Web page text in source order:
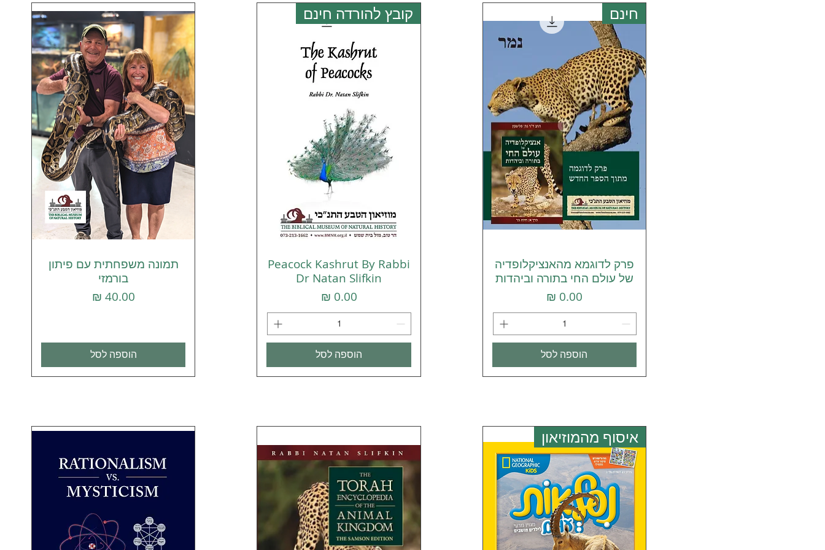
תצוגה מהירה
חינם
פרק לדוגמא מהאנציקלופדיה
של עולם החי בתורה וביהדות
מחיר
הוספה לסל
תצוגה מהירה
קובץ להורדה חינם
Peacock Kashrut By Rabbi
Dr Natan Slifkin
מחיר
הוספה לסל
תצוגה מהירה
תמונה משפחתית עם פיתון
בורמזי
מחיר
הוספה לסל
איסוף מהמוזיאון